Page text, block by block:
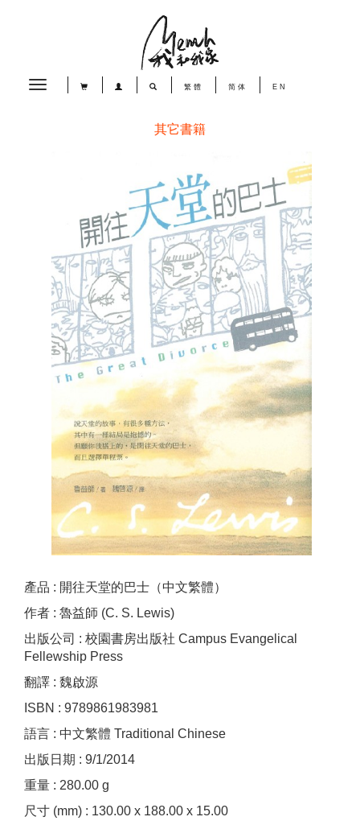
Toggle
繁體 简体 EN
其它書籍
產品 : 開往天堂的巴士（中文繁體）
作者 : 魯益師 (C. S. Lewis)
出版公司 : 校園書房出版社 Campus Evangelical
Fellewship Press
翻譯 : 魏啟源
ISBN : 9789861983981
語言 : 中文繁體 Traditional Chinese
出版日期 : 9/1/2014
重量 : 280.00 g
尺寸 (mm) : 130.00 x 188.00 x 15.00